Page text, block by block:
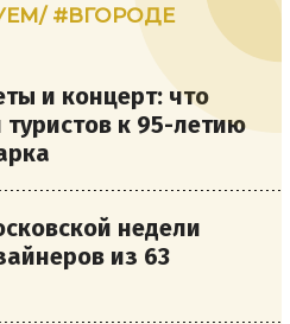
#ВГОРОДЕ
и концерт: что
к 95-летию
недели
из 63